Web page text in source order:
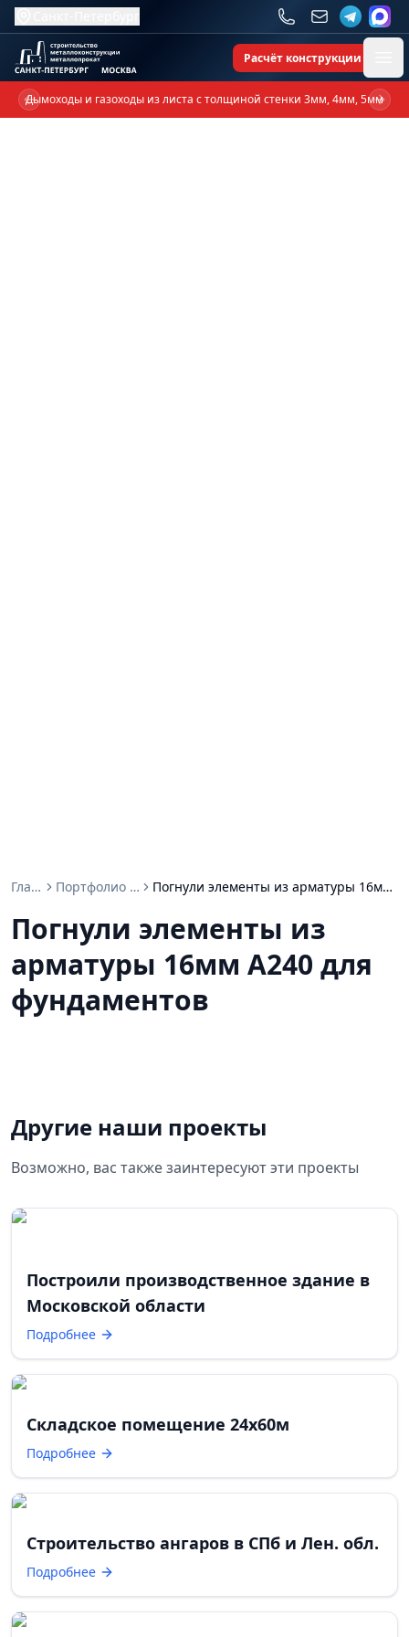
Расчёт конструкции
Дымоходы и газоходы из листа с толщиной стенки 3мм, 4мм, 5мм
Previous slide
Главная Портфолио проектов Погнули элементы из арматуры 16мм А240 для фундаментов
Погнули элементы из
арматуры 16мм А240 для
фундаментов
Другие наши проекты
Возможно, вас также заинтересуют эти проекты
Построили производственное здание в
Московской области
Подробнее
Складское помещение 24х60м
Подробнее
Строительство ангаров в СПб и Лен. обл.
Подробнее